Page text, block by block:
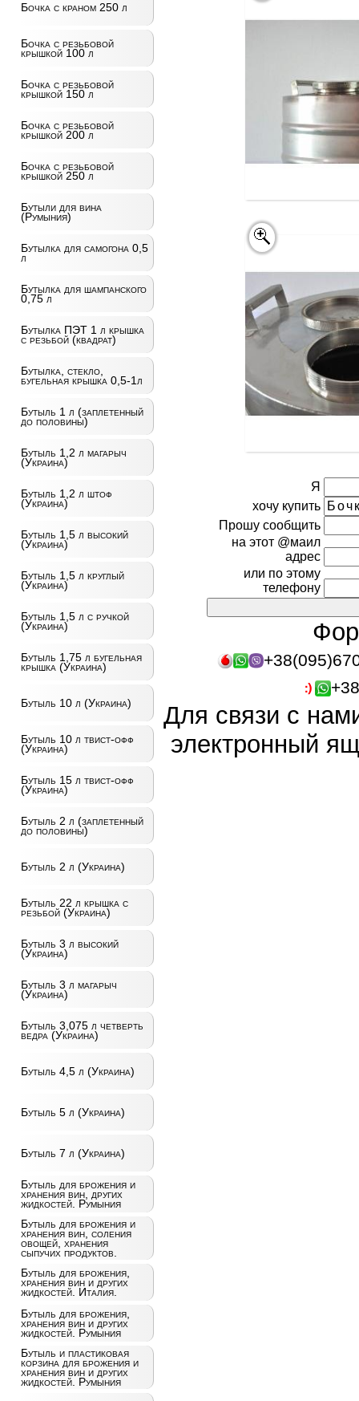
Бочка с краном 250 л
Бочка с резьбовой
крышкой 100 л
Бочка с резьбовой
крышкой 150 л
Бочка с резьбовой
крышкой 200 л
Бочка с резьбовой
крышкой 250 л
Бутыли для вина
(Румыния)
Бутылка для самогона 0,5
л
Бутылка для шампанского
0,75 л
Бутылка ПЭТ 1 л крышка
с резьбой (квадрат)
Бутылка, стекло,
бугельная крышка 0,5-1л
Бутыль 1 л (заплетенный
до половины)
Бутыль 1,2 л магарыч
(Украина)
Бутыль 1,2 л штоф
(Украина)
Бутыль 1,5 л высокий
(Украина)
Бутыль 1,5 л круглый
(Украина)
Бутыль 1,5 л с ручкой
(Украина)
Бутыль 1,75 л бугельная
крышка (Украина)
Бутыль 10 л (Украина)
Бутыль 10 л твист-офф
(Украина)
Бутыль 15 л твист-офф
(Украина)
Бутыль 2 л (заплетенный
до половины)
Бутыль 2 л (Украина)
Бутыль 22 л крышка с
резьбой (Украина)
Бутыль 3 л высокий
(Украина)
Бутыль 3 л магарыч
(Украина)
Бутыль 3,075 л четверть
ведра (Украина)
Бутыль 4,5 л (Украина)
Бутыль 5 л (Украина)
Бутыль 7 л (Украина)
Бутыль для брожения и
хранения вин, других
жидкостей. Румыния
Бутыль для брожения и
хранения вин, соления
овощей, хранения
сыпучих продуктов.
Бутыль для брожения,
хранения вин и других
жидкостей. Италия.
Бутыль для брожения,
хранения вин и других
жидкостей. Румыния
Бутыль и пластиковая
корзина для брожения и
хранения вин и других
жидкостей. Румыния
Я
хочу купить
Прошу сообщить
на этот @маил
адрес
или по этому
телефону
Для связи с
электронный